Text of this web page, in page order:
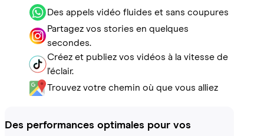
Des appels vidéo fluides et sans coupures
Partagez vos stories en quelques
secondes.
Créez et publiez vos vidéos à la vitesse de
l'éclair.
Trouvez votre chemin où que vous alliez
Des performances optimales pour vos